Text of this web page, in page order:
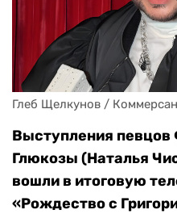
Глеб Щелкунов /
Выступления
Глюкозы (Наталья
вошли в итоговую
«Рождество с